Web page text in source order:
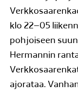
klo 22–05
pohjoiseen
Hermannin
ajorataa.